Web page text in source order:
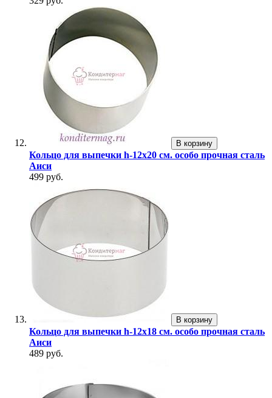
В корзину
Кольцо для выпечки h-12х20 см. особо прочная сталь
Аиси
499 руб.
В корзину
Кольцо для выпечки h-12х18 см. особо прочная сталь
Аиси
489 руб.